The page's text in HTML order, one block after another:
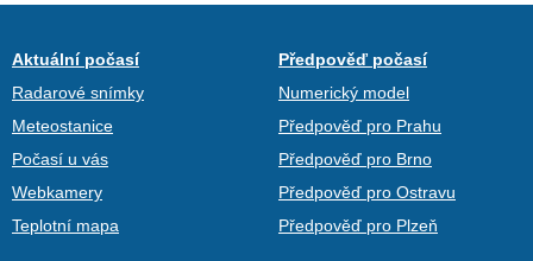
Aktuální počasí
Radarové snímky
Meteostanice
Počasí u vás
Webkamery
Teplotní mapa
Předpověď počasí
Numerický model
Předpověď pro Prahu
Předpověď pro Brno
Předpověď pro Ostravu
Předpověď pro Plzeň